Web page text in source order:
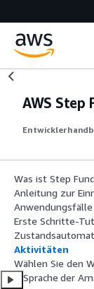
AWS Step
Was ist Step
Anleitung zur
Anwendungsfälle
Erste Schritte-
Aktivitäten
Wählen Sie den
Sprache der